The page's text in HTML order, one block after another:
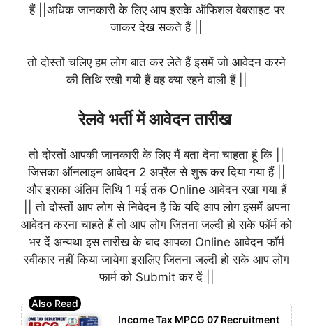
हैं ||अधिक जानकारी के लिए आप इसके ऑफिशल वेबसाइट पर
जाकर देख सकते हैं ||
तो दोस्तों चलिए हम लोग बात कर लेते हैं इसमें जो आवेदन करने
की तिथि रखी गयी हैं वह क्या रहने वाली हैं ||
रेलवे भर्ती में आवेदन तारीख
तो दोस्तों आपकी जानकारी के लिए मैं बता देना चाहता हूं कि ||
जिसका ऑनलाइन आवेदन 2 अप्रैल से शुरू कर दिया गया हैं ||
और इसका अंतिम तिथि 1 मई तक Online आवेदन रखा गया हैं
|| तो दोस्तों आप लोग से निवेदन है कि यदि आप लोग इसमें अपना
आवेदन करना चाहते हैं तो आप लोग जितना जल्दी हो सके फॉर्म को
भर दें अन्यथा इस तारीख के बाद आपका Online आवेदन फॉर्म
स्वीकार नहीं किया जायेगा इसलिए जितना जल्दी हो सके आप लोग
फार्म को Submit कर दें ||
Income Tax MPCG 07 Recruitment